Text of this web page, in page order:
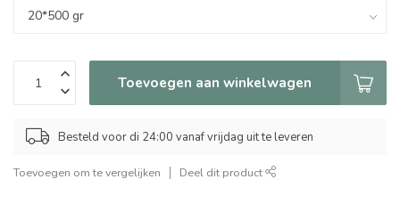
Toevoegen aan winkelwagen
Besteld voor di 24:00 vanaf vrijdag uit te leveren
Toevoegen om te vergelijken Deel dit product